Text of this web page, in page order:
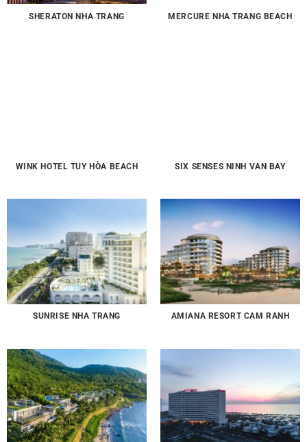
SHERATON NHA TRANG MERCURE NHA TRANG BEACH
WINK HOTEL TUY HÒA BEACH SIX SENSES NINH VAN BAY
SUNRISE NHA TRANG AMIANA RESORT CAM RANH